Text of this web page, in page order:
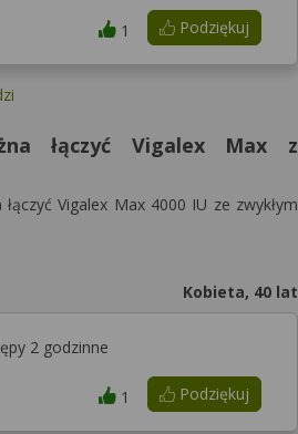
Podziękuj
1
łączyć Vigalex Max z
Vigalex Max 4000 IU ze zwykłym
Kobieta, 40 lat
2 godzinne
Podziękuj
1